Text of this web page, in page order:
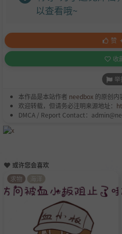
以查看哦~
赞
收
举
本作品是本站作者 needbox 的原创内
欢迎转载，但请务必注明来源地址：
DMCA / Report Contact：
或许您会喜欢
求物 海洋